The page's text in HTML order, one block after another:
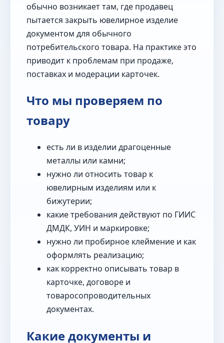
обычно возникает там, где продавец
пытается закрыть ювелирное изделие
документом для обычного
потребительского товара. На практике это
приводит к проблемам при продаже,
поставках и модерации карточек.
Что мы проверяем по
товару
есть ли в изделии драгоценные
металлы или камни;
нужно ли относить товар к
ювелирным изделиям или к
бижутерии;
какие требования действуют по ГИИС
ДМДК, УИН и маркировке;
нужно ли пробирное клеймение и как
оформлять реализацию;
как корректно описывать товар в
карточке, договоре и
товаросопроводительных
документах.
Какие документы и